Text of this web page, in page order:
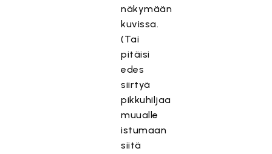
näkymään
kuvissa.
(Tai
pitäisi
edes
siirtyä
pikkuhiljaa
muualle
istumaan
siitä